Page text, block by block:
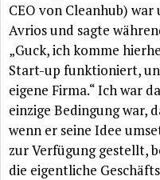
CEO von Cleanhub)
Avrios und sagte
„Guck, ich komme
Start-up funktioniert,
eigene Firma.“ Ich war
einzige Bedingung war,
wenn er seine Idee
zur Verfügung gestellt,
die eigentliche